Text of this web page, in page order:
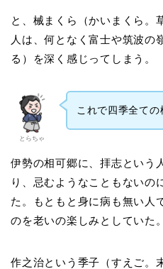
と、械まくら（かいまくら。
人は、何となく富士や筑波の
る）を深く感じってしまう。
とらちゃ
これで四季全ての
伊勢の相可郷に、拝志という
り、忌むようなこともないの
た。もともと身に病も無い人
のを老いの楽しみとしていた。
作之治という季子（すえご。